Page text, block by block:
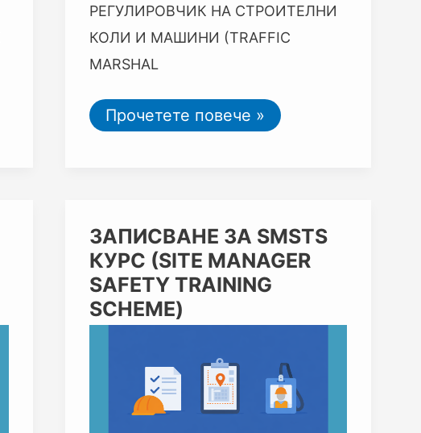
РЕГУЛИРОВЧИК НА СТРОИТЕЛНИ
КОЛИ И МАШИНИ (TRAFFIC
MARSHAL
Прочетете повече »
ЗАПИСВАНЕ ЗА SMSTS
КУРС (SITE MANAGER
SAFETY TRAINING
SCHEME)
ЗАПИСВАНЕ
ЗА
SMSTS
КУРС
(SITE
MANAGER
SAFETY